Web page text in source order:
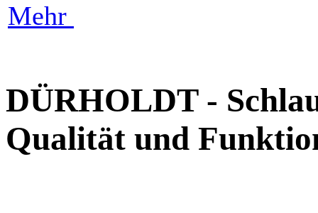
Mehr
DÜRHOLDT -
Qualität und